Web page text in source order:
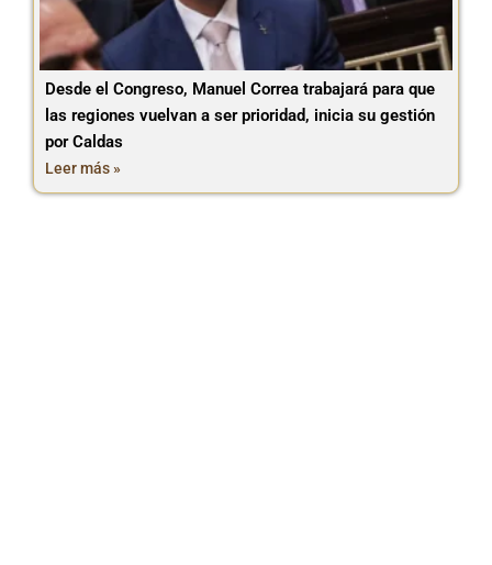
Desde el Congreso, Manuel Correa trabajará para que
las regiones vuelvan a ser prioridad, inicia su gestión
por Caldas
Leer más »